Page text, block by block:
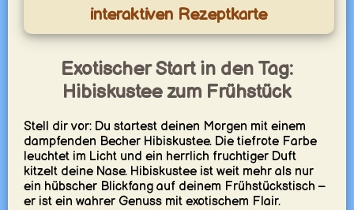
interaktiven Rezeptkarte
Exotischer Start in den Tag:
Hibiskustee zum Frühstück
Stell dir vor: Du startest deinen Morgen mit einem
dampfenden Becher Hibiskustee. Die tiefrote Farbe
leuchtet im Licht und ein herrlich fruchtiger Duft
kitzelt deine Nase. Hibiskustee ist weit mehr als nur
ein hübscher Blickfang auf deinem Frühstückstisch –
er ist ein wahrer Genuss mit exotischem Flair.